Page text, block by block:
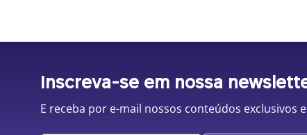
Inscreva-se em nossa
E receba por e-mail nossos conteúdos exclusivos